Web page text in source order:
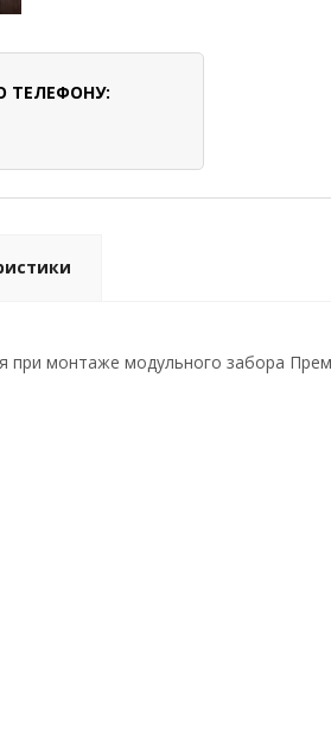
ТЕЛЕФОНУ:
при монтаже модульного забора